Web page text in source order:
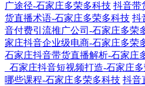
广途径-石家庄多荣多科技 抖音带
货直播术语-石家庄多荣多科技 抖
音付费引流推广公司-石家庄多荣
家庄抖音企业级电商-石家庄多荣
石家庄抖音带货直播解析-石家庄
_石家庄抖音短视频打造-石家庄
哪些课程-石家庄多荣多科技 抖音